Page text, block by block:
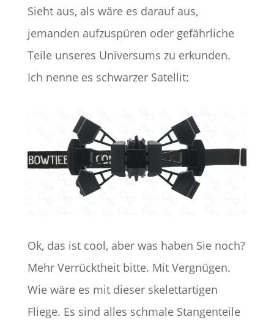
Sieht aus, als wäre es darauf aus,
jemanden aufzuspüren oder gefährliche
Teile unseres Universums zu erkunden.
Ich nenne es schwarzer Satellit:
Ok, das ist cool, aber was haben Sie noch?
Mehr Verrücktheit bitte. Mit Vergnügen.
Wie wäre es mit dieser skelettartigen
Fliege. Es sind alles schmale Stangenteile